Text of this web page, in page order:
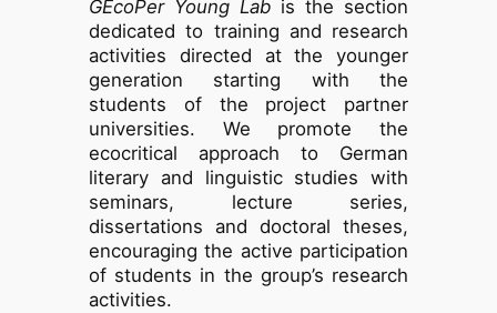
GEcoPer Young Labis the section
dedicated to training and research
activities directed at the younger
generation starting with the
students of the project partner
universities. We promote the
ecocritical approach to German
literary and linguistic studies with
seminars, lecture series,
dissertations and doctoral theses,
encouraging the active participation
of students in the group’s research
activities.